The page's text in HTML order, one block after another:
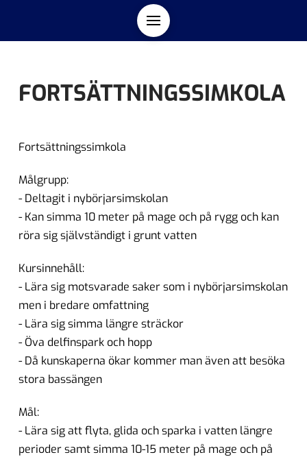
FORTSÄTTNINGSSIMKOLA
Fortsättningssimkola
Målgrupp:
- Deltagit i nybörjarsimskolan
- Kan simma 10 meter på mage och på rygg och kan
röra sig självständigt i grunt vatten
Kursinnehåll:
- Lära sig motsvarade saker som i nybörjarsimskolan
men i bredare omfattning
- Lära sig simma längre sträckor
- Öva delfinspark och hopp
- Då kunskaperna ökar kommer man även att besöka
stora bassängen
Mål:
- Lära sig att flyta, glida och sparka i vatten längre
perioder samt simma 10-15 meter på mage och på